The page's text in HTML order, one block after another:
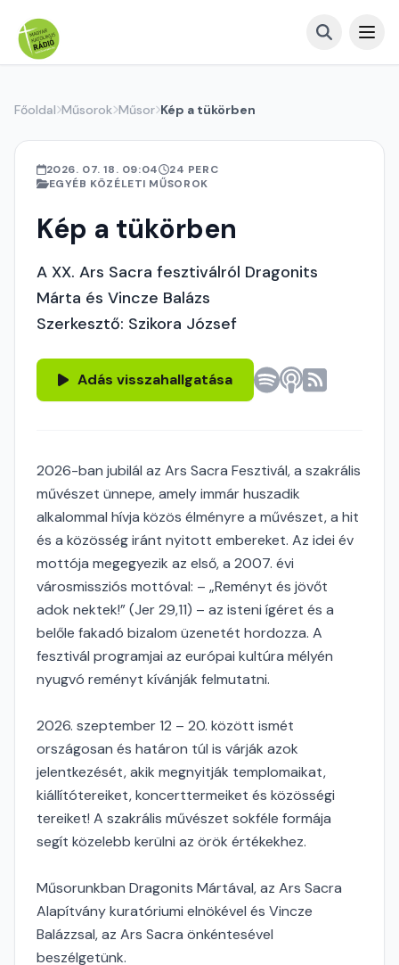
Főoldal Műsorok Műsor Kép a tükörben
2026. 07. 18. 09:04
24 PERC
EGYÉB KÖZÉLETI MŰSOROK
Kép a tükörben
A XX. Ars Sacra fesztiválról Dragonits
Márta és Vincze Balázs
Szerkesztő: Szikora József
Adás visszahallgatása
2026-ban jubilál az Ars Sacra Fesztivál, a szakrális
művészet ünnepe, amely immár huszadik
alkalommal hívja közös élményre a művészet, a hit
és a közösség iránt nyitott embereket. Az idei év
mottója megegyezik az első, a 2007. évi
városmissziós mottóval: – „Reményt és jövőt
adok nektek!” (Jer 29,11) – az isteni ígéret és a
belőle fakadó bizalom üzenetét hordozza. A
fesztivál programjai az európai kultúra mélyén
nyugvó reményt kívánják felmutatni.
2026. szeptember 12 – 20. között ismét
országosan és határon túl is várják azok
jelentkezését, akik megnyitják templomaikat,
kiállítótereiket, koncerttermeiket és közösségi
tereiket! A szakrális művészet sokféle formája
segít közelebb kerülni az örök értékekhez.
Műsorunkban Dragonits Mártával, az Ars Sacra
Alapítvány kuratóriumi elnökével és Vincze
Balázzsal, az Ars Sacra önkéntesével
beszélgetünk.